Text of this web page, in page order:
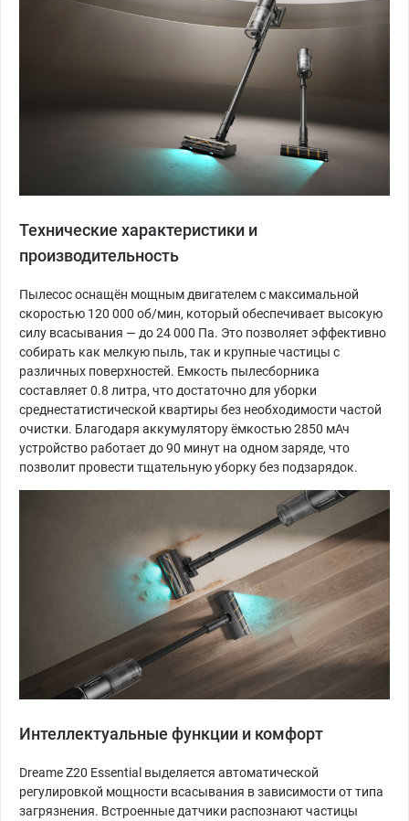
Технические характеристики и
производительность
Пылесос оснащён мощным двигателем с максимальной
скоростью 120 000 об/мин, который обеспечивает высокую
силу всасывания — до 24 000 Па. Это позволяет эффективно
собирать как мелкую пыль, так и крупные частицы с
различных поверхностей. Емкость пылесборника
составляет 0.8 литра, что достаточно для уборки
среднестатистической квартиры без необходимости частой
очистки. Благодаря аккумулятору ёмкостью 2850 мАч
устройство работает до 90 минут на одном заряде, что
позволит провести тщательную уборку без подзарядок.
Интеллектуальные функции и комфорт
Dreame Z20 Essential выделяется автоматической
регулировкой мощности всасывания в зависимости от типа
загрязнения. Встроенные датчики распознают частицы